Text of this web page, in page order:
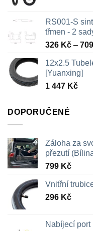
RS001-S
třmen - 2
326 Kč – 709
12x2.5
[Yuanxing]
1 447 Kč
DOPORUČENÉ
Záloha za
přezutí
799 Kč
Vnitřní
296 Kč
Nabíjecí port